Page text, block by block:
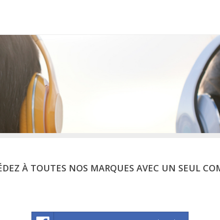
À TOUTES NOS MARQUES AVEC UN SEUL